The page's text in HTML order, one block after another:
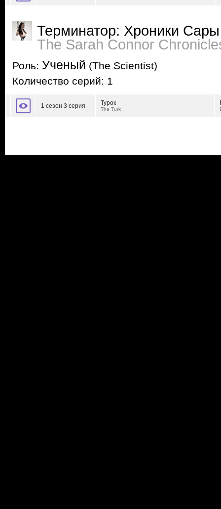
Терминатор: Хроники
The Sarah Connor
Роль: Ученый (The Scientist)
Количество серий: 1
1 сезон 3 серия Турок
The Turk